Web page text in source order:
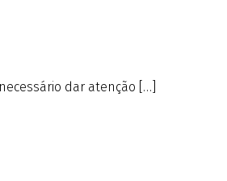
dar atenção […]